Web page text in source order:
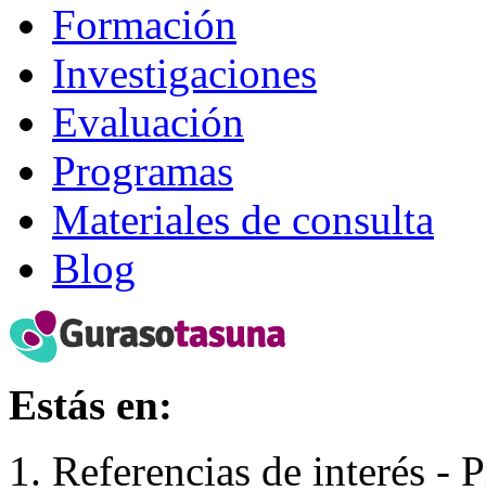
Formación
Investigaciones
Evaluación
Programas
Materiales de consulta
Blog
Estás en:
Referencias de interés -